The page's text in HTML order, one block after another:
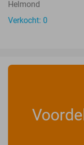
Helmond
Verkocht: 0